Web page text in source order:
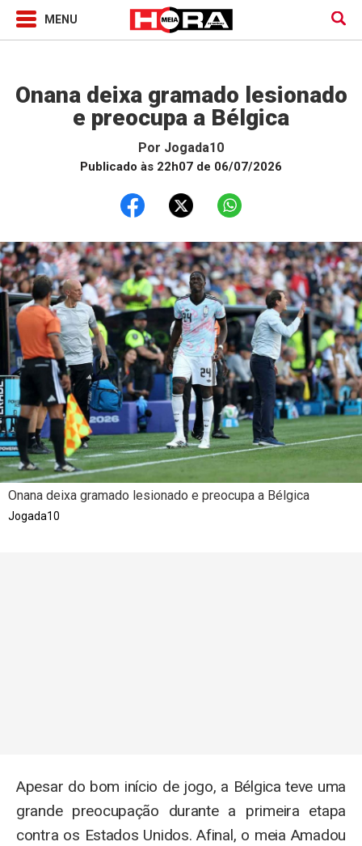
Onana deixa gramado lesionado
e preocupa a Bélgica
Por Jogada10
Publicado às 22h07 de 06/07/2026
Onana deixa gramado lesionado e preocupa a Bélgica
Jogada10
Apesar do bom início de jogo, a Bélgica teve uma
grande preocupação durante a primeira etapa
contra os Estados Unidos. Afinal, o meia Amadou